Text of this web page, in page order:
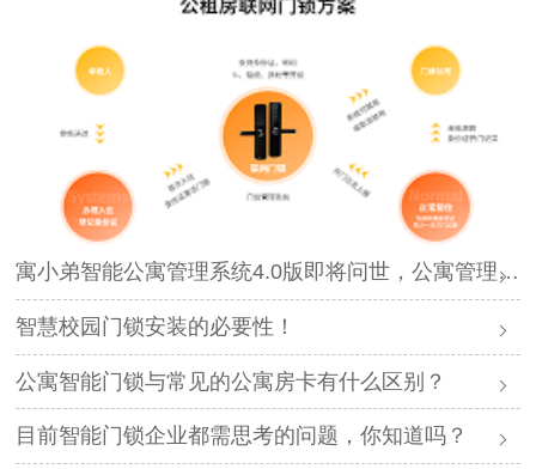
寓小弟智能公寓管理系统4.0版即将问世，公寓管理再升级！
智慧校园门锁安装的必要性！
公寓智能门锁与常见的公寓房卡有什么区别？
目前智能门锁企业都需思考的问题，你知道吗？